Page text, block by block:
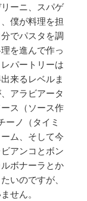
ーニ、スパゲ
僕が料理を担
でパスタを調
を進んで作っ
パートリーは
来るレベルま
アラビアータ
ス（ソース作
ーノ（タイミ
ム、そして今
アンコとボン
ボナーラとか
いのですが、
せん。